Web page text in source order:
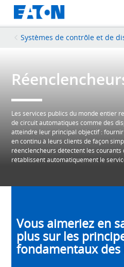
Systèmes de contrôle et de
Les services publics du monde entier
de circuit automatiques comme des
atteindre leur principal objectif :
en continu à leurs clients de façon
réenclencheurs détectent les
rétablissent automatiquement le
Vous aimeriez en
plus sur les
fondamentaux des